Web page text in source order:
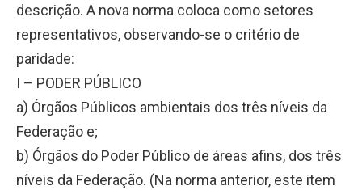
descrição. A nova norma coloca como setores
representativos, observando-se o critério de
paridade:
I – PODER PÚBLICO
a) Órgãos Públicos ambientais dos três níveis da
Federação e;
b) Órgãos do Poder Público de áreas afins, dos três
níveis da Federação. (Na norma anterior, este item